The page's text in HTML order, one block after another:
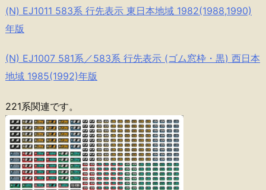
(N) EJ1011 583系 行先表示 東日本地域 1982(1988,1990)
年版
(N) EJ1007 581系／583系 行先表示 (ゴム窓枠・黒) 西日本
地域 1985(1992)年版
221系関連です。